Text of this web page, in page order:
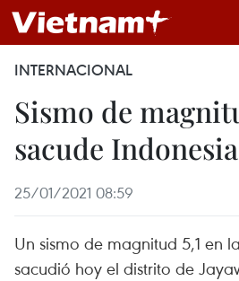
INTERNACIONAL
Sismo de
sacude Indonesia
25/01/2021 08:59
Un sismo de magnitud 5,1 en
sacudió hoy el distrito de